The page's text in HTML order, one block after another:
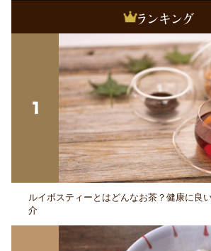
ルイボスティーとはどんなお茶？健康に良
介